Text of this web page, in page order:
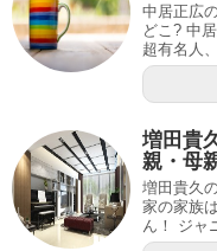
中居正広
どこ? 中
超有名人
増田貴
親・母
増田貴久
家の家族
ん！ ジャ